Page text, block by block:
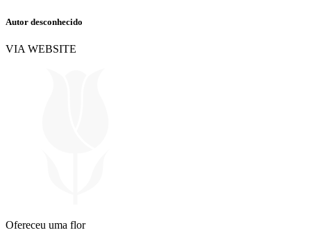
Autor desconhecido
VIA WEBSITE
Ofereceu uma flor